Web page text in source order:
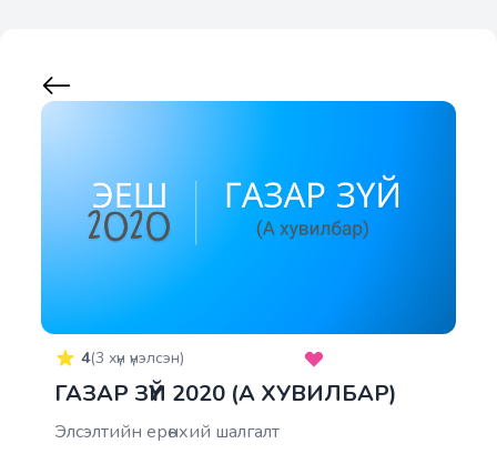
4(3 хүн үнэлсэн)
ГАЗАР ЗҮЙ 2020 (A ХУВИЛБАР)
Элсэлтийн ерөнхий шалгалт